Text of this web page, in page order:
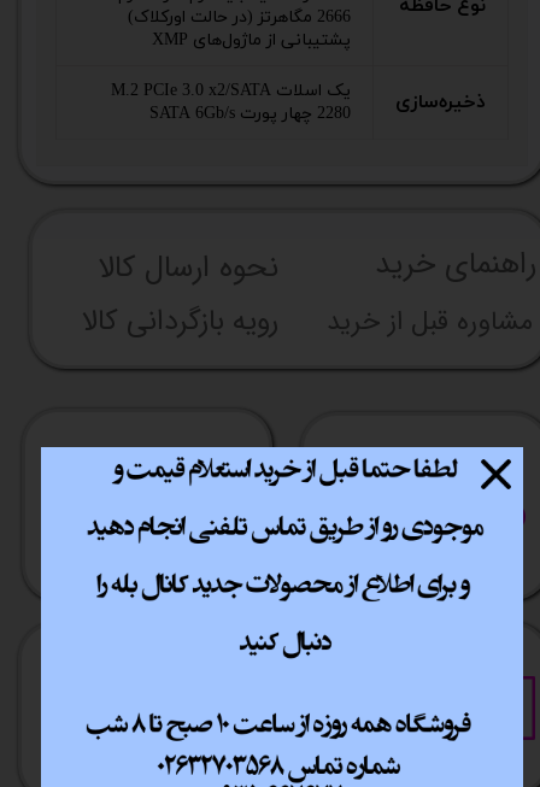
نوع حافظه
2666 مگاهرتز (در حالت اورکلاک)
پشتیبانی از ماژول‌های XMP
ذخیره‌سازی
یک اسلات M.2 PCIe 3.0 x2/SATA
2280 چهار پورت SATA 6Gb/s
راهنما​​​​​​​​​​​​​​ی خرید نحوه ارسال کالا
مشاوره قبل از خرید رویه بازگردانی کالا
پشتیبانی انلاین
​7روز هفته 10تا 20
ارسال سریع
​​سراسر ایران
فقط با چند کلیک آسان به راحتی